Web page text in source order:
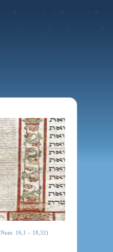
16,1 – 18,32)